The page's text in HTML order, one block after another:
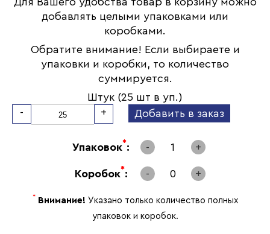
добавлять целыми упаковками или
коробками.
Обратите внимание! Если выбираете и
упаковки и коробки, то количество
суммируется.
Штук (25 шт в уп.)
-
+ Добавить в заказ
Упаковок*: - 1 +
Коробок*: - 0 +
* Внимание! Указано только количество полных
упаковок и коробок.